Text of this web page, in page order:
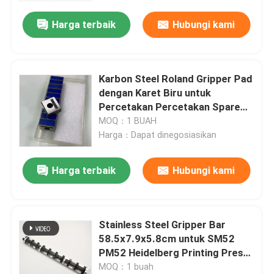
Harga terbaik Hubungi kami
Karbon Steel Roland Gripper Pad
dengan Karet Biru untuk
Percetakan Percetakan Spare
Parts 19*18*8mm
MOQ：1 BUAH
Harga：Dapat dinegosiasikan
Harga terbaik Hubungi kami
Stainless Steel Gripper Bar
58.5x7.9x5.8cm untuk SM52
PM52 Heidelberg Printing Press
Spare Parts
MOQ：1 buah